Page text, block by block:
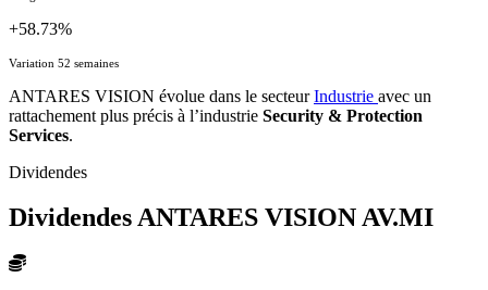
+58.73%
Variation 52 semaines
ANTARES VISION évolue dans le secteurIndustrie avec un
rattachement plus précis à l’industrie Security & Protection
Services.
Dividendes
Dividendes ANTARES VISIONAV.MI